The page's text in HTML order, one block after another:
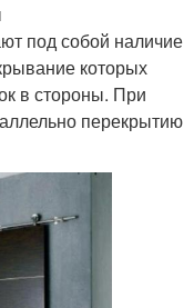
под собой наличие
которых
в стороны. При
перекрытию